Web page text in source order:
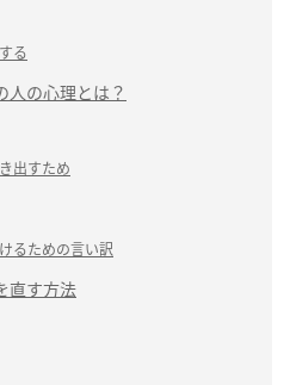
る
人の心理とは？
出すため
るための言い訳
直す方法